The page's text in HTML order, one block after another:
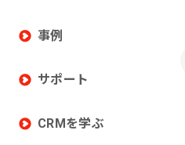
事例
サポート
CRMを学ぶ